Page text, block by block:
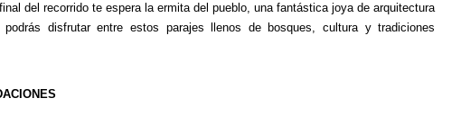
del recorrido te espera la ermita del pueblo, una fantástica joya de arquitectura
podrás disfrutar entre estos parajes llenos de bosques, cultura y tradiciones